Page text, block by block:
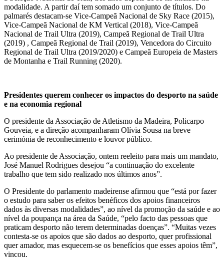
modalidade. A partir daí tem somado um conjunto de títulos. Do
palmarés destacam-se Vice-Campeã Nacional de Sky Race (2015),
Vice-Campeã Nacional de KM Vertical (2018), Vice-Campeã
Nacional de Trail Ultra (2019), Campeã Regional de Trail Ultra
(2019) , Campeã Regional de Trail (2019), Vencedora do Circuito
Regional de Trail Ultra (2019/2020) e Campeã Europeia de Masters
de Montanha e Trail Running (2020).
Presidentes querem conhecer os impactos do desporto na saúde
e na economia regional
O presidente da Associação de Atletismo da Madeira, Policarpo
Gouveia, e a direção acompanharam Olívia Sousa na breve
cerimónia de reconhecimento e louvor público.
Ao presidente de Associação, ontem reeleito para mais um mandato,
José Manuel Rodrigues desejou “a continuação do excelente
trabalho que tem sido realizado nos últimos anos”.
O Presidente do parlamento madeirense afirmou que “está por fazer
o estudo para saber os efeitos benéficos dos apoios financeiros
dados às diversas modalidades”, ao nível da promoção da saúde e ao
nível da poupança na área da Saúde, “pelo facto das pessoas que
praticam desporto não terem determinadas doenças”. “Muitas vezes
contesta-se os apoios que são dados ao desporto, quer profissional
quer amador, mas esquecem-se os benefícios que esses apoios têm”,
vincou.